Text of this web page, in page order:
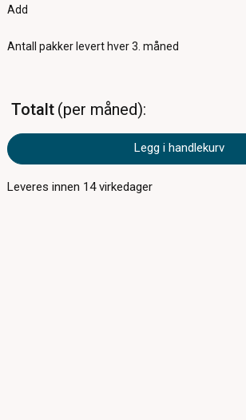
Add
Antall pakker levert hver 3. måned
Totalt per måned
Legg i handlekurv
Leveres innen 14virkedager